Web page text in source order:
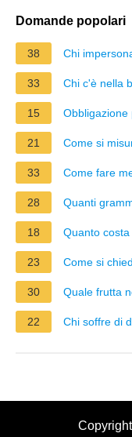
Domande popolari
38 Chi
33 Chi c'è nella
15 Obbligazione
21 Come si
33 Come fare
28 Quanti
18 Quanto
23 Come si
30 Quale frutta
22 Chi soffre di